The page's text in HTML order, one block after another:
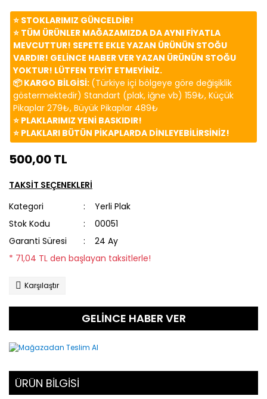
⭐️ STOKLARIMIZ GÜNCELDİR!
⭐️ TÜM ÜRÜNLER MAĞAZAMIZDA DA AYNI FİYATLA
MEVCUTTUR! SEPETE EKLE YAZAN ÜRÜNÜN STOĞU
VARDIR! GELİNCE HABER VER YAZAN ÜRÜNÜN STOĞU
YOKTUR! LÜTFEN TEYİT ETMEYİNİZ.
📦 KARGO BİLGİSİ: (Türkiye içi bölgeye göre değişiklik
göstermektedir) Standart (plak, iğne vb) 159₺, Küçük
Pikaplar 279₺, Büyük Pikaplar 489₺
⭐️ PLAKLARIMIZ YENİ BASKIDIR!
⭐️ PLAKLARI BÜTÜN PİKAPLARDA DİNLEYEBİLİRSİNİZ!
500,00 TL
TAKSİT SEÇENEKLERİ
Kategori
Yerli Plak
Stok Kodu
00051
Garanti Süresi
24 Ay
* 71,04 TL den başlayan taksitlerle!
Karşılaştır
GELİNCE HABER VER
ÜRÜN BİLGİSİ